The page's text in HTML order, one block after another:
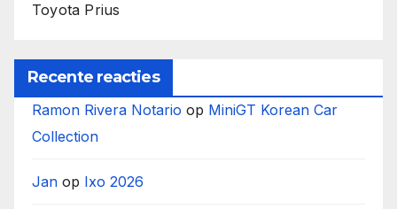
Toyota Prius
Recente reacties
Ramon Rivera Notario op MiniGT Korean Car
Collection
Jan op Ixo 2026